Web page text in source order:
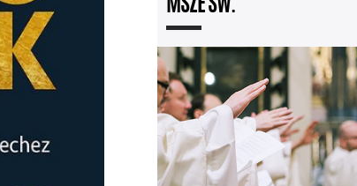
MSZE ŚW.